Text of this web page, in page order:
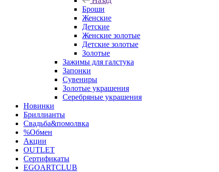
Броши
Женские
Детские
Женские золотые
Детские золотые
Золотые
Зажимы для галстука
Запонки
Сувениры
Золотые украшения
Серебряные украшения
Новинки
Бриллианты
Свадьба&помолвка
%Обмен
Акции
OUTLET
Сертификаты
EGOARTCLUB